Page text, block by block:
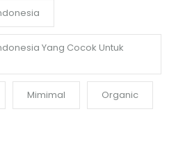
Yang Cocok Untuk
Mimimal Organic